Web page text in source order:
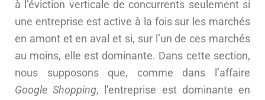
à l’éviction verticale de concurrents seulement si
une entreprise est active à la fois sur les marchés
en amont et en aval et si, sur l’un de ces marchés
au moins, elle est dominante. Dans cette section,
nous supposons que, comme dans l’affaire
Google Shopping, l’entreprise est dominante en